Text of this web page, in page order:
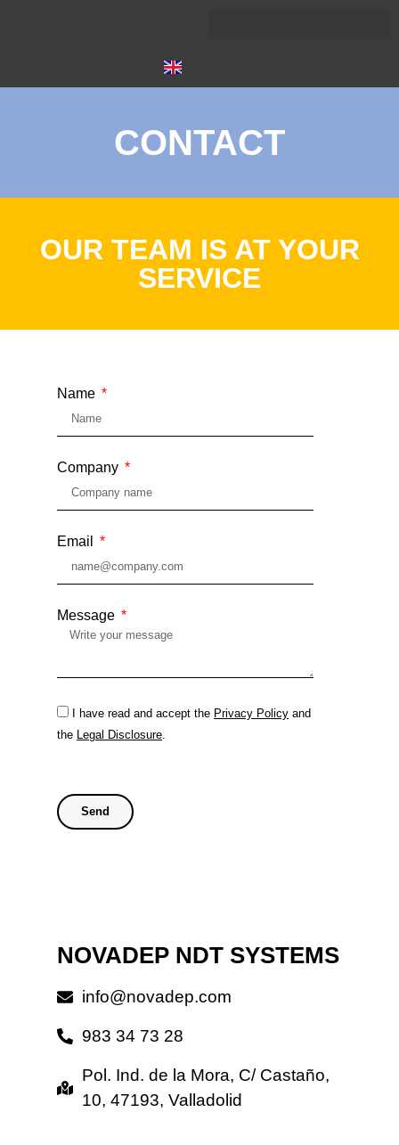
CONTACT
OUR TEAM IS AT YOUR
SERVICE
Name
Company
Email
Message
I have read and accept the Privacy Policy and
the Legal Disclosure
Send
NOVADEP NDT SYSTEMS
info@novadep.com
983 34 73 28
Pol. Ind. de la Mora, C/ Castaño,
10, 47193, Valladolid